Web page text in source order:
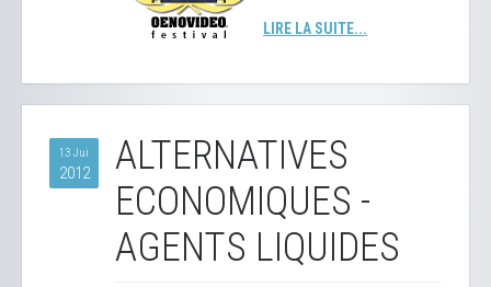
LIRE LA SUITE...
13 Jui
2012
ALTERNATIVES
ECONOMIQUES -
AGENTS LIQUIDES